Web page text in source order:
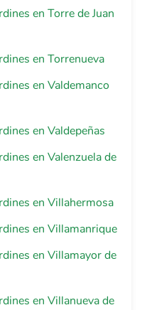
en Torre de Juan
en Torrenueva
en Valdemanco
en Valdepeñas
en Valenzuela de
en Villahermosa
en Villamanrique
en Villamayor de
en Villanueva de